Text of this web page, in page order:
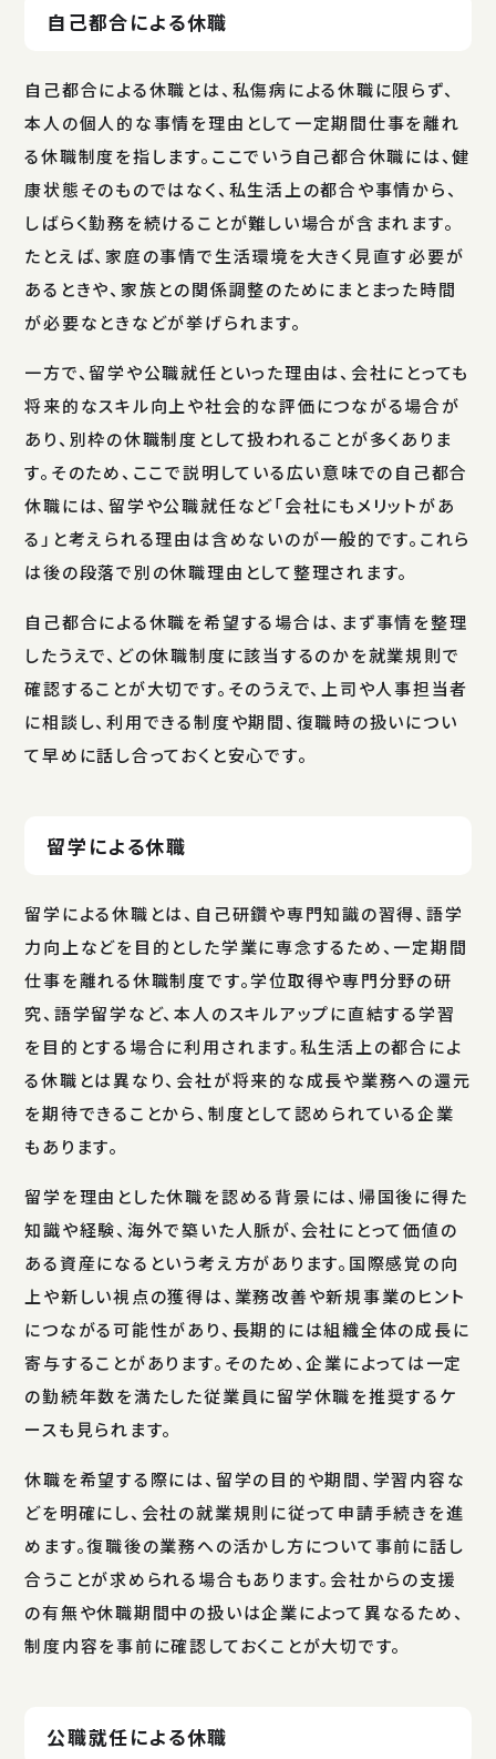
自己都合による休職
自己都合による休職とは、私傷病による休職に限らず、
本人の個人的な事情を理由として一定期間仕事を離れ
る休職制度を指します。ここでいう自己都合休職には、健
康状態そのものではなく、私生活上の都合や事情から、
しばらく勤務を続けることが難しい場合が含まれます。
たとえば、家庭の事情で生活環境を大きく見直す必要が
あるときや、家族との関係調整のためにまとまった時間
が必要なときなどが挙げられます。
一方で、留学や公職就任といった理由は、会社にとっても
将来的なスキル向上や社会的な評価につながる場合が
あり、別枠の休職制度として扱われることが多くありま
す。そのため、ここで説明している広い意味での自己都合
休職には、留学や公職就任など「会社にもメリットがあ
る」と考えられる理由は含めないのが一般的です。これら
は後の段落で別の休職理由として整理されます。
自己都合による休職を希望する場合は、まず事情を整理
したうえで、どの休職制度に該当するのかを就業規則で
確認することが大切です。そのうえで、上司や人事担当者
に相談し、利用できる制度や期間、復職時の扱いについ
て早めに話し合っておくと安心です。
留学による休職
留学による休職とは、自己研鑽や専門知識の習得、語学
力向上などを目的とした学業に専念するため、一定期間
仕事を離れる休職制度です。学位取得や専門分野の研
究、語学留学など、本人のスキルアップに直結する学習
を目的とする場合に利用されます。私生活上の都合によ
る休職とは異なり、会社が将来的な成長や業務への還元
を期待できることから、制度として認められている企業
もあります。
留学を理由とした休職を認める背景には、帰国後に得た
知識や経験、海外で築いた人脈が、会社にとって価値の
ある資産になるという考え方があります。国際感覚の向
上や新しい視点の獲得は、業務改善や新規事業のヒント
につながる可能性があり、長期的には組織全体の成長に
寄与することがあります。そのため、企業によっては一定
の勤続年数を満たした従業員に留学休職を推奨するケ
ースも見られます。
休職を希望する際には、留学の目的や期間、学習内容な
どを明確にし、会社の就業規則に従って申請手続きを進
めます。復職後の業務への活かし方について事前に話し
合うことが求められる場合もあります。会社からの支援
の有無や休職期間中の扱いは企業によって異なるため、
制度内容を事前に確認しておくことが大切です。
公職就任による休職